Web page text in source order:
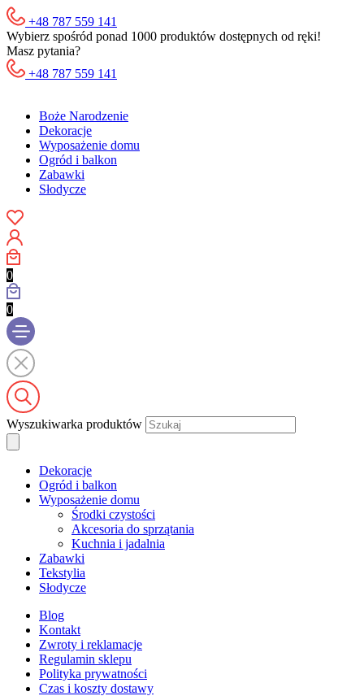
+48 787 559 141
Wybierz spośród ponad 1000 produktów dostępnych od ręki!
Masz pytania?
+48 787 559 141
Boże Narodzenie
Dekoracje
Wyposażenie domu
Ogród i balkon
Zabawki
Słodycze
0
0
Wyszukiwarka produktów
Dekoracje
Ogród i balkon
Wyposażenie domu
Środki czystości
Akcesoria do sprzątania
Kuchnia i jadalnia
Zabawki
Tekstylia
Słodycze
Blog
Kontakt
Zwroty i reklamacje
Regulamin sklepu
Polityka prywatności
Czas i koszty dostawy